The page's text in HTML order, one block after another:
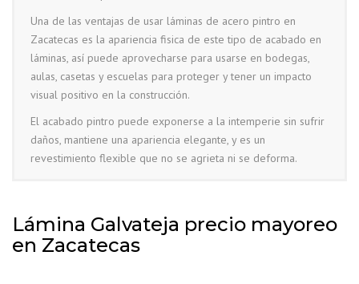
Una de las ventajas de usar láminas de acero pintro en
Zacatecas es la apariencia fisica de este tipo de acabado en
láminas, así puede aprovecharse para usarse en bodegas,
aulas, casetas y escuelas para proteger y tener un impacto
visual positivo en la construcción.
El acabado pintro puede exponerse a la intemperie sin sufrir
daños, mantiene una apariencia elegante, y es un
revestimiento flexible que no se agrieta ni se deforma.
Lámina Galvateja precio mayoreo
en Zacatecas